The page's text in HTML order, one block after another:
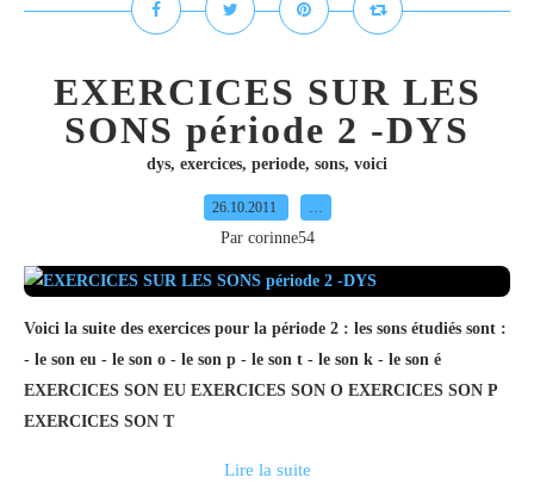
EXERCICES SUR LES
SONS période 2 -DYS
dys, exercices, periode, sons, voici
26.10.2011 …
Par corinne54
Voici la suite des exercices pour la période 2 : les sons étudiés sont :
- le son eu - le son o - le son p - le son t - le son k - le son é
EXERCICES SON EU EXERCICES SON O EXERCICES SON P
EXERCICES SON T
Lire la suite